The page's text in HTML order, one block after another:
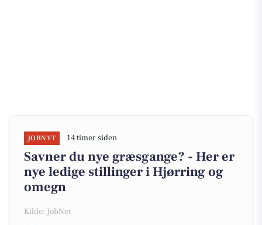
JOBNYT 14 timer siden
Savner du nye græsgange? - Her er
nye ledige stillinger i Hjørring og
omegn
Kilde: JobNet